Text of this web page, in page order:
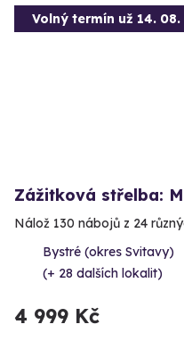
Volný termín už 14. 08.
Zážitková střelba:
Nálož 130 nábojů z 24
Bystré (okres Svitavy)
(+ 28 dalších lokalit)
4 999 Kč